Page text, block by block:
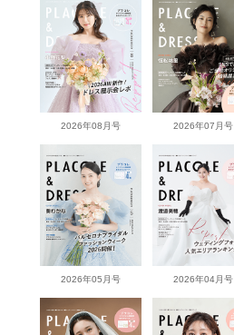
2026年08月号 2026年07月号
2026年05月号 2026年04月号